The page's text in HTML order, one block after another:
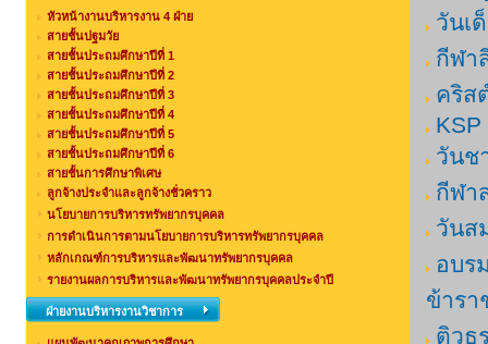
หัวหน้างานบริหารงาน 4 ฝ่าย
สายชั้นปฐมวัย
สายชั้นประถมศึกษาปีที่ 1
สายชั้นประถมศึกษาปีที่ 2
สายชั้นประถมศึกษาปีที่ 3
สายชั้นประถมศึกษาปีที่ 4
สายชั้นประถมศึกษาปีที่ 5
สายชั้นประถมศึกษาปีที่ 6
สายชั้นการศึกษาพิเศษ
ลูกจ้างประจำและลูกจ้างชั่วคราว
นโยบายการบริหารทรัพยากรบุคคล
การดำเนินการตามนโยบายการบริหารทรัพยากรบุคคล
หลักเกณฑ์การบริหารและพัฒนาทรัพยากรบุคคล
รายงานผลการบริหารและพัฒนาทรัพยากรบุคคลประจำปี
ฝ่ายงานบริหารงานวิชาการ
วันเ
กีฬา
คริส
วันช
กีฬา
วันส
อบร
ข้ารา
ติวธ